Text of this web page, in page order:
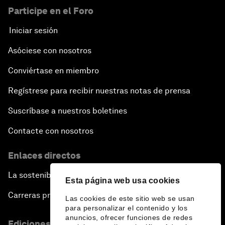
Esta página web usa cookies
Las cookies de este sitio web se usan
para personalizar el contenido y los
anuncios, ofrecer funciones de redes
Participe en el Foro
Iniciar sesión
Asóciese con nosotros
Conviértase en miembro
Regístrese para recibir nuestras notas de prensa
Suscríbase a nuestros boletines
Contacte con nosotros
Enlaces directos
La sostenibilidad en el Foro
Carreras profesionales